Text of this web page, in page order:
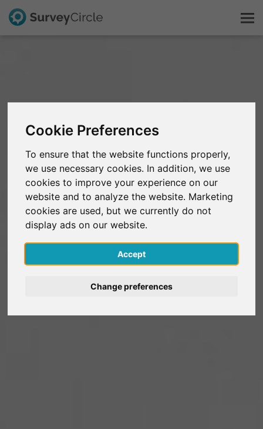
Cookie Preferences
To ensure that the website functions properly,
we use necessary cookies. In addition, we use
cookies to improve your experience on our
website and to analyze the website. Marketing
cookies are used, but we currently do not
display ads on our website.
Accept
Change preferences
Scopri la ricerca
FAQ
Registrati gratis
Accedi
English
Deutsch
Nederlands